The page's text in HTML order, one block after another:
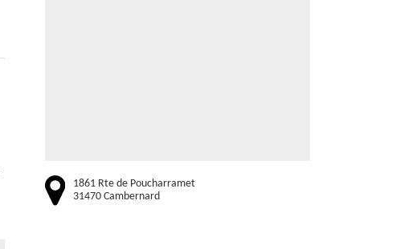
1861 Rte de Poucharramet
31470 Cambernard